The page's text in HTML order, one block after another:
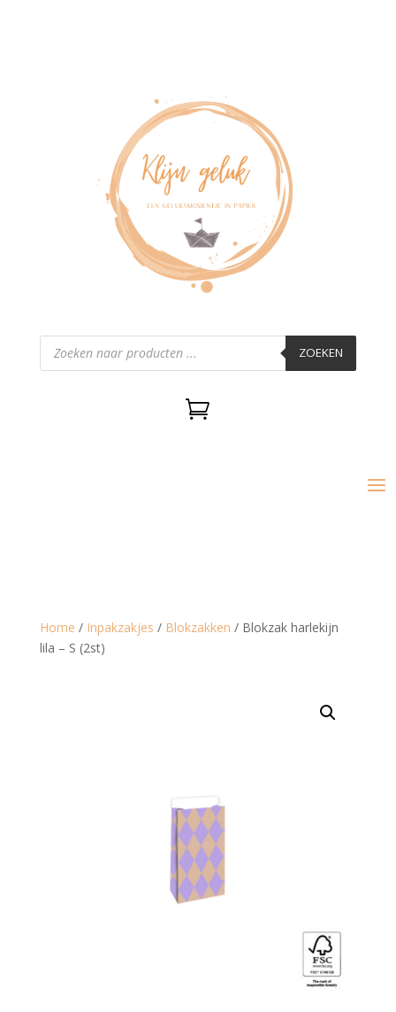
Producten
zoeken ZOEKEN

Home / Inpakzakjes / Blokzakken / Blokzak harlekijn
lila – S (2st)